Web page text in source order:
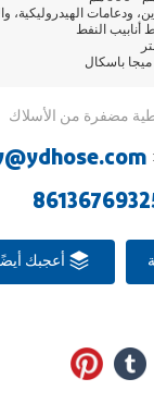
ودعامات الهيدروليكية،
أنابيب النفط
مضفرة من الأسلاك
أعجبك